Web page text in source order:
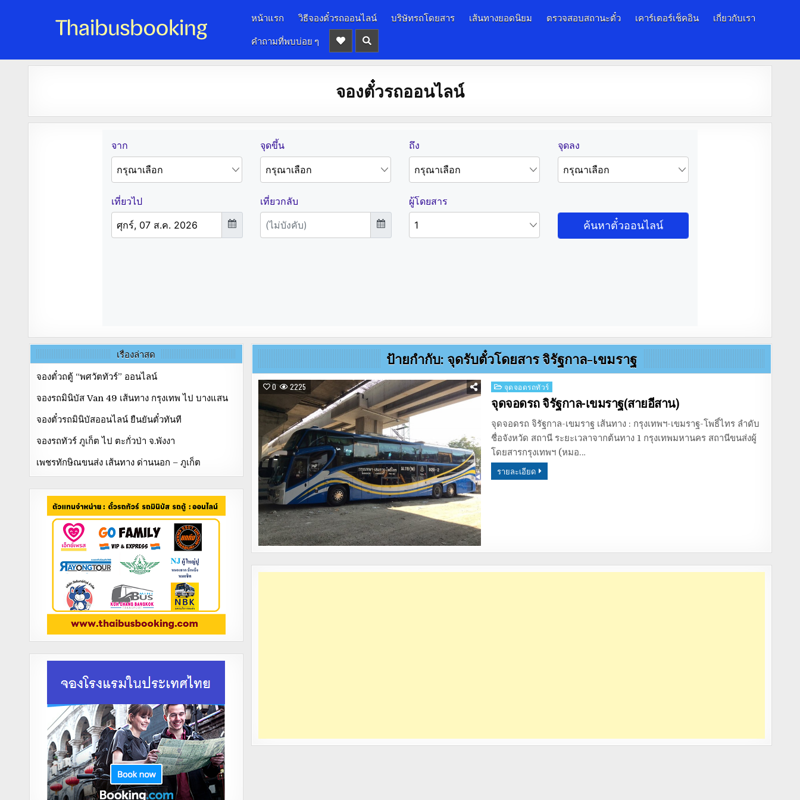
จองตั๋วรถออนไลน์ 24 ชั่วโมง
หน้าแรก วิธีจองตั๋วรถออนไลน์ บริษัทรถโดยสาร เส้นทางยอดนิยม ตรวจสอบสถานะตั๋ว เคาร์เตอร์เช็คอิน
เกี่ยวกับเรา
คำถามที่พบบ่อย ๆ
จองตั๋วรถออนไลน์
ป้ายกำกับ: จุดรับตั๋วโดยสาร จิรัฐกาล-เขมราฐ
0 2225
Posted
in
จุดจอดรถทัวร์
จุดจอดรถ จิรัฐกาล-เขมราฐ(สายอีสาน)
จุดจอดรถ จิรัฐกาล-เขมราฐ เส้นทาง : กรุงเทพฯ-เขมราฐ-โพธิ์ไทร ลำดับ
ชื่อจังหวัด สถานี ระยะเวลาจากต้นทาง 1 กรุงเทพมหานคร สถานีขนส่งผู้
โดยสารกรุงเทพฯ (หมอ…
รายละเอียด
เรื่องล่าสุด
จองตั๋วถตู้ “พศวัตทัวร์” ออนไลน์
จองรถมินิบัส Van 49 เส้นทาง กรุงเทพ ไป บางแสน
จองตั๋วรถมินิบัสออนไลน์ ยืนยันตั๋วทันที
จองรถทัวร์ ภูเก็ต ไป ตะกั่วป่า จ.พังงา
เพชรทักษิณขนส่ง เส้นทาง ด่านนอก – ภูเก็ต